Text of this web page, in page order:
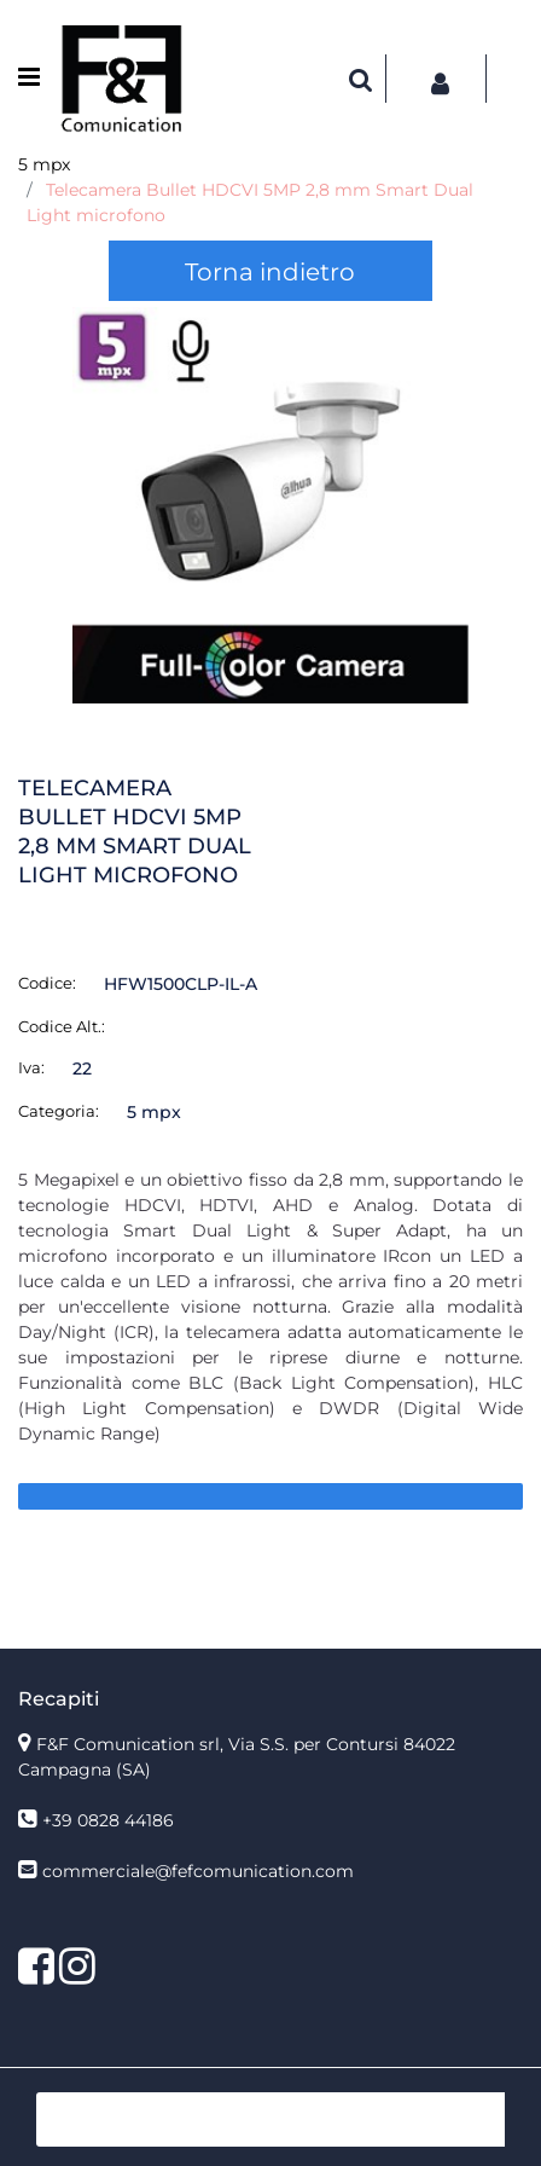
Open menu
5 mpx
Telecamera Bullet HDCVI 5MP 2,8 mm Smart Dual
Light microfono
Torna indietro
TELECAMERA
BULLET HDCVI 5MP
2,8 MM SMART DUAL
LIGHT MICROFONO
Codice: HFW1500CLP-IL-A
Codice Alt.:
Iva: 22
Categoria: 5 mpx
5 Megapixel e un obiettivo fisso da 2,8 mm, supportando le
tecnologie HDCVI, HDTVI, AHD e Analog. Dotata di
tecnologia Smart Dual Light & Super Adapt, ha un
microfono incorporato e un illuminatore IRcon un LED a
luce calda e un LED a infrarossi, che arriva fino a 20 metri
per un'eccellente visione notturna. Grazie alla modalità
Day/Night (ICR), la telecamera adatta automaticamente le
sue impostazioni per le riprese diurne e notturne.
Funzionalità come BLC (Back Light Compensation), HLC
(High Light Compensation) e DWDR (Digital Wide
Dynamic Range)
Recapiti
F&F Comunication srl, Via S.S. per Contursi 84022
Campagna (SA)
+39 0828 44186
commerciale@fefcomunication.com
Facebook
Twitter